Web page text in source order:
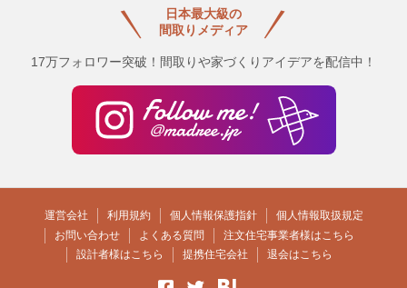
日本最大級の
間取りメディア
17万フォロワー突破！間取りや家づくりアイデアを配信中！
運営会社 利用規約 個人情報保護指針
個人情報取扱規定
お問い合わせ
よくある質問
注文住宅事業者様はこちら
設計者様はこちら
提携住宅会社 退会はこちら